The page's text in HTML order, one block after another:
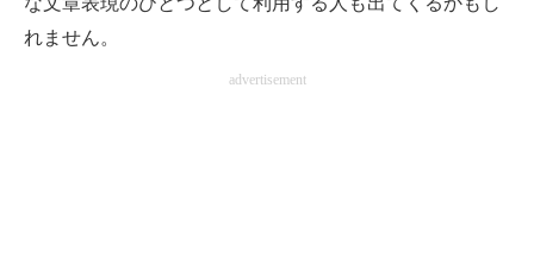
れません。
advertisement